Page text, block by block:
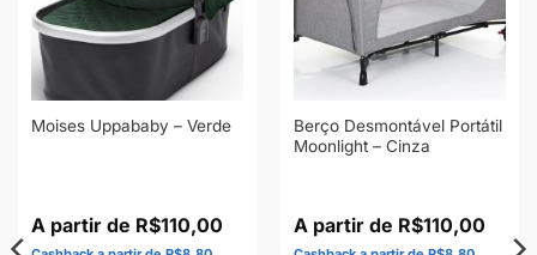
Moises Uppababy – Verde
R$110,00
Berço Desmontável Portátil
Moonlight – Cinza
R$110,00